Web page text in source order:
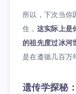
所以，下次当你
住， 这实际上是
的祖先度过冰河
是在遵循几百万
遗传学探秘